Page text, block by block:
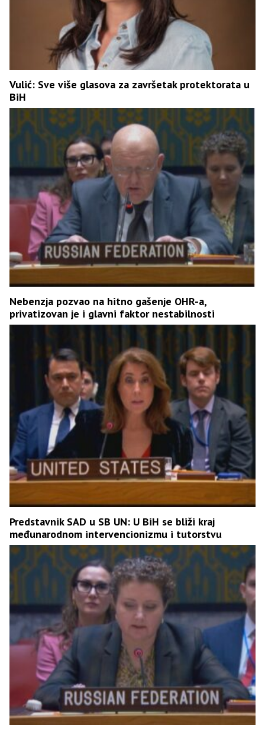
Vulić: Sve više glasova za završetak protektorata u
BiH
Nebenzja pozvao na hitno gašenje OHR-a,
privatizovan je i glavni faktor nestabilnosti
Predstavnik SAD u SB UN: U BiH se bliži kraj
međunarodnom intervencionizmu i tutorstvu